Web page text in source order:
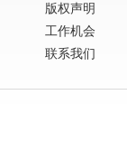
版权声明
工作机会
联系我们